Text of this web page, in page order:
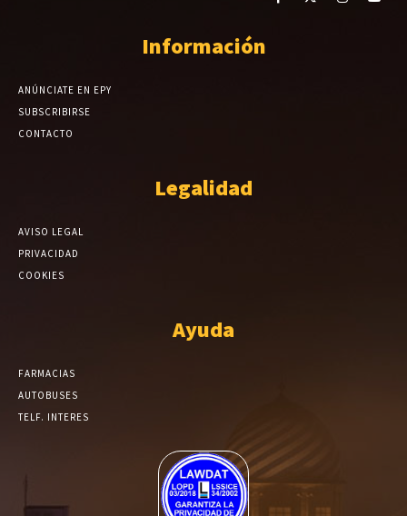
Información
ANÚNCIATE EN EPY
SUBSCRIBIRSE
CONTACTO
Legalidad
AVISO LEGAL
PRIVACIDAD
COOKIES
Ayuda
FARMACIAS
AUTOBUSES
TELF. INTERES